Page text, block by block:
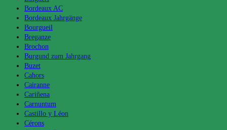
Bordeaux AC
Bordeaux Jahrgänge
Bourgueil
Breganze
Brochon
Burgund zum Jahrgang
Buzet
Cahors
Cairanne
Cariñena
Carnuntum
Castillo y Léon
Cérons